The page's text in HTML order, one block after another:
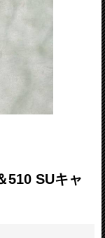
510 SUキャ